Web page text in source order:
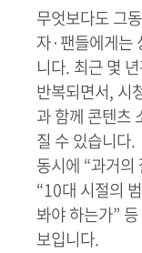
무엇보다도 그
자·팬들에게는
니다. 최근 몇
반복되면서, 시
과 함께 콘텐츠
질 수 있습니다.
동시에 “과거의
“10대 시절의
봐야 하는가”
보입니다.